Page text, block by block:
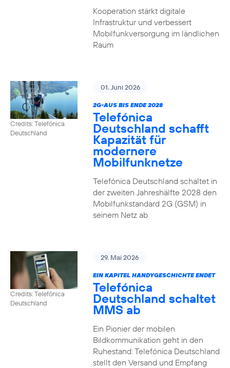
Kooperation stärkt digitale
Infrastruktur und verbessert
Mobilfunkversorgung im ländlichen
Raum
Credits: Telefónica
Deutschland
01. Juni 2026
2G-AUS BIS ENDE 2028
Telefónica
Deutschland schafft
Kapazität für
modernere
Mobilfunknetze
Telefónica Deutschland schaltet in
der zweiten Jahreshälfte 2028 den
Mobilfunkstandard 2G (GSM) in
seinem Netz ab
Credits: Telefónica
Deutschland
29. Mai 2026
EIN KAPITEL HANDYGESCHICHTE ENDET
Telefónica
Deutschland schaltet
MMS ab
Ein Pionier der mobilen
Bildkommunikation geht in den
Ruhestand: Telefónica Deutschland
stellt den Versand und Empfang